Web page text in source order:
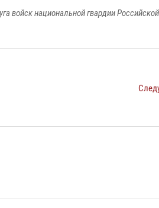
войск национальной гвардии